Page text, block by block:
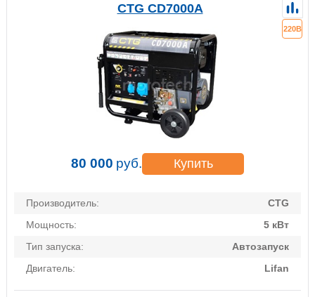
CTG CD7000A
220В
80 000 руб. Купить
Производитель:
CTG
Мощность:
5 кВт
Тип запуска:
Автозапуск
Двигатель:
Lifan